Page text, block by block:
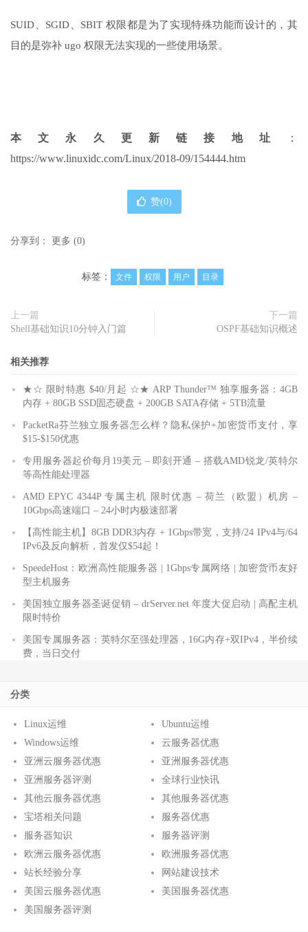
SUID、SGID、SBIT 权限都是为了实现特殊功能而设计的，其
目的是弥补 ugo 权限无法实现的一些使用场景。
本文永久更新链接地址
：
https://www.linuxidc.com/Linux/2018-09/154444.htm
赞(0)
分享到： 更多 (0)
标签： 文件 权限 用户 目录
上一篇
Shell基础知识10分钟入门篇
下一篇
OSPF基础知识概述
相关推荐
★☆ 限时特惠 $40/月起 ☆★ ARP Thunder™ 独享服务器：4GB
内存 + 80GB SSD固态硬盘 + 200GB SATA存储 + 5TB流量
PacketRa芬兰独立服务器怎么样？隐私保护+加密货币支付，享
$15-$150优惠
专用服务器起价每月19美元 – 即刻开通 – 搭载AMD锐龙/英特尔
等高性能处理器
AMD EPYC 4344P 专属主机 限时优惠 – 荷兰（欧盟）机房 –
10Gbps高速端口 – 24小时内极速部署
【高性能主机】8GB DDR3内存 + 1Gbps带宽，支持/24 IPv4与/64
IPv6及反向解析，首发仅$54起！
SpeedeHost：欧洲高性能服务器 | 1Gbps专属网络 | 加密货币友好
型主机服务
美国独立服务器圣诞促销 – drServer.net 年度大促启动 | 高配主机
限时特价
美国专属服务器：英特尔至强处理器，16G内存+双IPv4，半价续
费，当日交付
分类
Linux运维
Ubuntu运维
Windows运维
云服务器优惠
亚洲云服务器优惠
亚洲服务器优惠
亚洲服务器评测
全球行业快讯
其他云服务器优惠
其他服务器优惠
宝塔相关问题
服务器优惠
服务器知识
服务器评测
欧洲云服务器优惠
欧洲服务器优惠
站长经验分享
网站建设技术
美国云服务器优惠
美国服务器优惠
美国服务器评测